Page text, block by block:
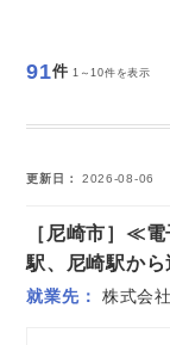
91件 1～10件を表示
更新日 2026-08-06
［尼崎市］≪
駅、尼崎駅か
就業先 株式会